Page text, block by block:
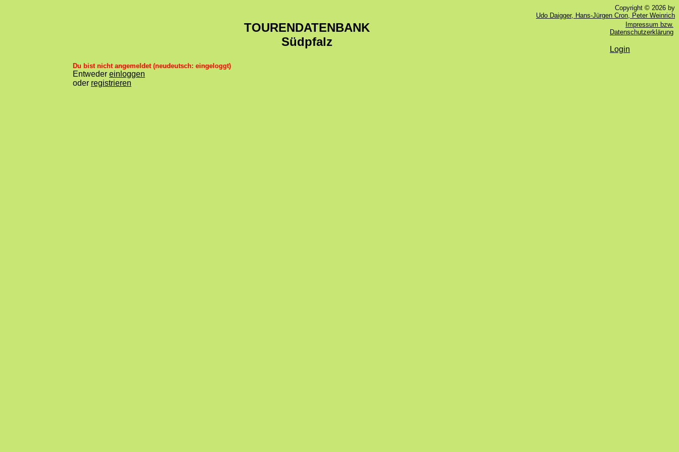
Copyright © 2026 by
Udo Daigger, Hans-Jürgen Cron, Peter Weinrich
TOURENDATENBANK
Südpfalz
Impressum bzw.
Datenschutzerklärung
Login
Du bist nicht angemeldet (neudeutsch: eingeloggt)
Entweder einloggen
oder registrieren